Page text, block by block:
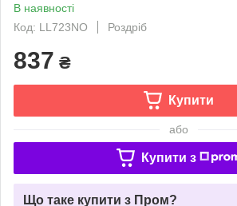
В наявності
Код: LL723NO
Роздріб
837 ₴
Купити
або
Купити з
Що таке купити з Пром?